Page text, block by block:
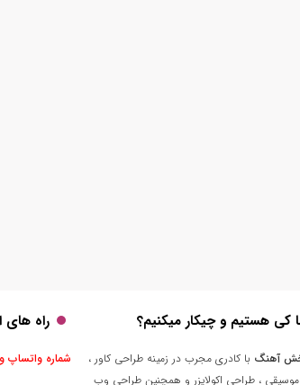
کی هستیم و چیکار میکنیم؟
آهنگ با کادری مجرب در زمینه طراحی کاور ،
موسیقی ، طراحی اکولایزر و همچنین طراحی وب
راه های
شماره واتساپ